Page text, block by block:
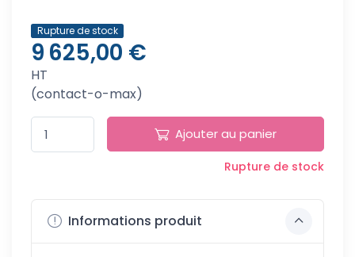
Rupture de stock
9 625,00 €
HT
(contact-o-max)
Ajouter au panier
Rupture de stock
Informations produit